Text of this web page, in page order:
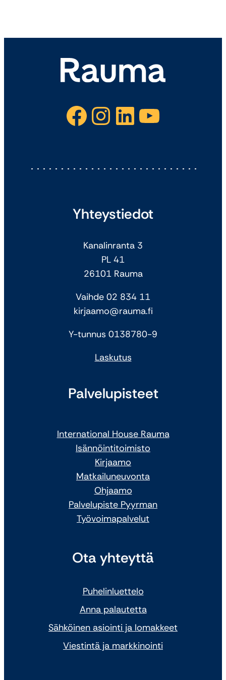
Facebook Instagram LinkedIn YouTube
Yhteystiedot
Kanalinranta 3
PL 41
26101 Rauma
Vaihde 02 834 11
kirjaamo@rauma.fi
Y-tunnus 0138780-9
Laskutus
Palvelupisteet
International House Rauma
Isännöintitoimisto
Kirjaamo
Matkailuneuvonta
Ohjaamo
Palvelupiste Pyyrman
Työvoimapalvelut
Ota yhteyttä
Puhelinluettelo
Anna palautetta
Sähköinen asiointi ja lomakkeet
Viestintä ja markkinointi